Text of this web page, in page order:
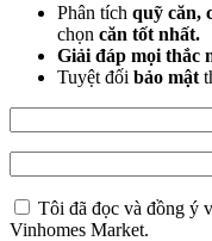
Phân tích quỹ căn,
chọn căn tốt nhất.
Giải đáp mọi thắc
Tuyệt đối bảo mật
Tôi đã đọc và đồng ý
Vinhomes Market.